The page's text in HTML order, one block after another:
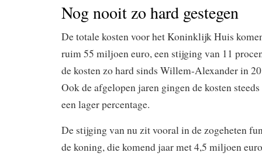
Nog nooit zo hard gestegen
De totale kosten voor het Koninklijk Huis
ruim 55 miljoen euro, een stijging van 11
de kosten zo hard sinds Willem-Alexander in
Ook de afgelopen jaren gingen de kosten
een lager percentage.
De stijging van nu zit vooral in de zogeheten
de koning, die komend jaar met 4,5 miljoen